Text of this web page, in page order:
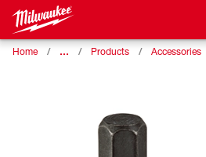
Home … Products Accessories